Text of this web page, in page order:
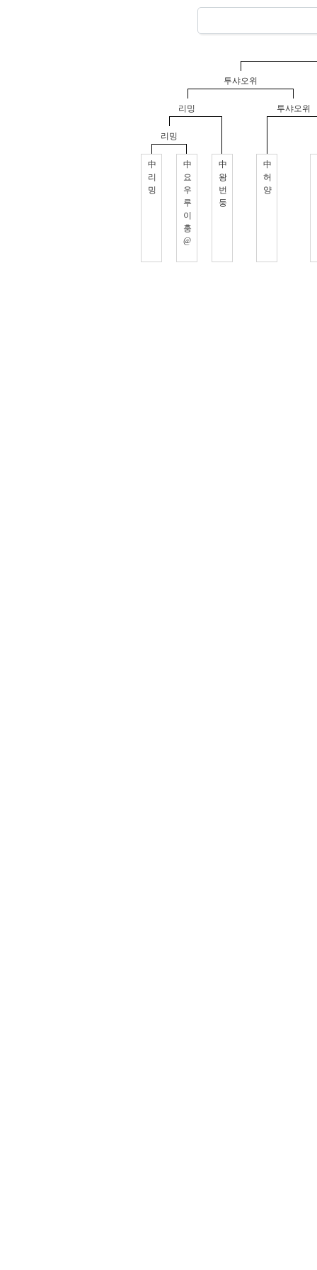
투샤오위
리밍
리밍
中
리
밍
中
요
우
루
이
훙
@
中
왕
번
둥
투샤오위
中
허
양